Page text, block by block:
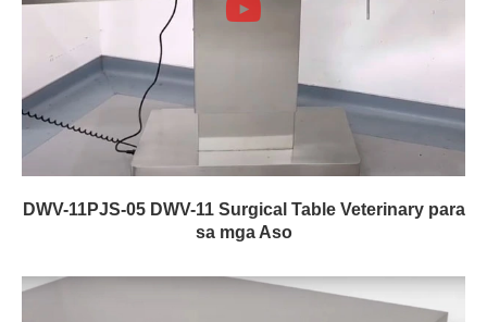
DWV-11PJS-05 DWV-11 Surgical Table Veterinary para
sa mga Aso